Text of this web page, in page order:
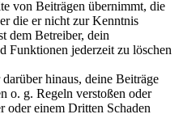
von Beiträgen übernimmt, die
die er nicht zur Kenntnis
dem Betreiber, dein
Funktionen jederzeit zu löschen
hinaus, deine Beiträge
o. g. Regeln verstoßen oder
oder einem Dritten Schaden